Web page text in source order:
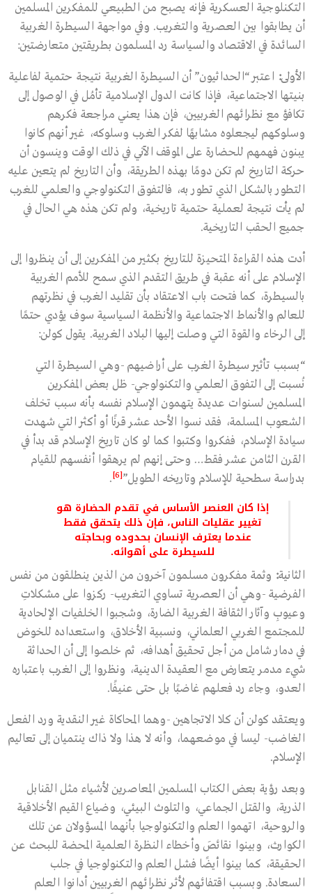
التكنلوجية العسكرية فإنه يصبح من الطبيعي للمفكرين المسلمين
أن يطابقوا بين العصرية والتغريب. وفي مواجهة السيطرة الغربية
السائدة في الاقتصاد والسياسة رد المسلمون بطريقتين متعارضتين:
الأولى: اعتبر “الحداثيون” أن السيطرة الغربية نتيجة حتمية لفاعلية
بنيتها الاجتماعية، فإذا كانت الدول الإسلامية تأمُل في الوصول إلى
تكافؤ مع نظرائهم الغربيين، فإن هذا يعني مراجعة فكرهم
وسلوكهم ليجعلوه مشابهًا لفكر الغرب وسلوكه، غير أنهم كانوا
يبنون فهمهم للحضارة على الموقف الآني في ذلك الوقت وينسون أن
حركة التاريخ لم تكن دومًا بهذه الطريقة، وأن التاريخ لم يتعين عليه
التطور بالشكل الذي تطور به، فالتفوق التكنولوجي والعلمي للغرب
لم يأت نتيجة لعملية حتمية تاريخية، ولم تكن هذه هي الحال في
جميع الحقب التاريخية.
أدت هذه القراءة المتحيزة للتاريخ بكثير من المفكرين إلى أن ينظروا إلى
الإسلام على أنه عقبة في طريق التقدم الذي سمح للأمم الغربية
بالسيطرة، كما فتحت باب الاعتقاد بأن تقليد الغرب في نظرتهم
للعالم والأنماط الاجتماعية والأنظمة السياسية سوف يؤدي حتمًا
إلى الرخاء والقوة التي وصلت إليها البلاد الغربية. يقول كولن:
“بسبب تأثير سيطرة الغرب على أراضيهم -وهي السيطرة التي
نُسبت إلى التفوق العلمي والتكنولوجي- ظل بعض المفكرين
المسلمين لسنوات عديدة يتهمون الإسلام نفسه بأنه سبب تخلف
الشعوب المسلمة، فقد نسوا الأحد عشر قرنًا أو أكثر التي شهدت
سيادة الإسلام، ففكروا وكتبوا كما لو كان تاريخ الإسلام قد بدأ في
القرن الثامن عشر فقط… وحتى إنهم لم يرهقوا أنفسهم للقيام
بدراسة سطحية للإسلام وتاريخه الطويل”[6]
.
إذا كان العنصر الأساس في تقدم الحضارة هو
تغيير عقليات الناس، فإن ذلك يتحقق فقط
عندما يعترف الإنسان بحدوده وبحاجته
للسيطرة على أهوائه.
الثانية: وثمة مفكرون مسلمون آخرون من الذين ينطلقون من نفس
الفرضية -وهي أن العصرية تساوي التغريب- ركزوا على مشكلاتِ
وعيوبِ وآثار الثقافة الغربية الضارة، وشجبوا الخلفيات الإلحادية
للمجتمع الغربي العلماني، ونسبية الأخلاق، واستعداده للخوض
في دمار شامل من أجل تحقيق أهدافه، ثم خلصوا إلى أن الحداثة
شيء مدمر يتعارض مع العقيدة الدينية، ونظروا إلى الغرب باعتباره
العدو، وجاء رد فعلهم غاضبًا بل حتى عنيفًا.
ويعتقد كولن أن كلا الاتجاهين -وهما المحاكاة غير النقدية ورد الفعل
الغاضب- ليسا في موضعهما، وأنه لا هذا ولا ذاك ينتميان إلى تعاليم
الإسلام.
وبعد رؤية بعض الكتاب المسلمين المعاصرين لأشياء مثل القنابل
الذرية، والقتل الجماعي، والتلوث البيئي، وضياع القيم الأخلاقية
والروحية، اتهموا العلم والتكنولوجيا بأنهما المسؤولان عن تلك
الكوارث، وبينوا نقائصَ وأخطاء النظرة العلمية المحضة للبحث عن
الحقيقة، كما بينوا أيضًا فشل العلم والتكنولوجيا في جلب
السعادة. وبسبب اقتفائهم لأثر نظرائهم الغربيين أدانوا العلم